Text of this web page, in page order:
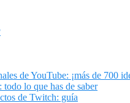
de YouTube: ¡más de 700
lo que has de saber
de Twitch: guía